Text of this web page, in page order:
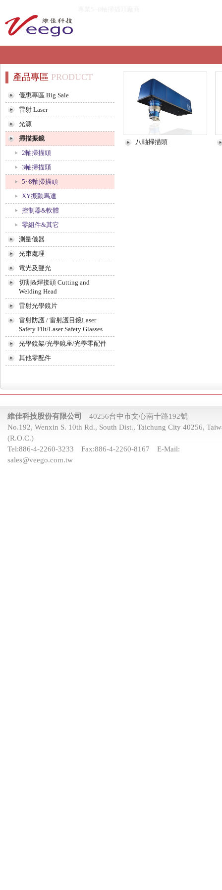
八軸掃描頭
產品專區 PRODUCT
優惠專區 Big Sale
雷射 Laser
光源
掃描振鏡
2軸掃描頭
3軸掃描頭
5~8軸掃描頭
XY振動馬達
控制器&軟體
零組件&其它
測量儀器
光束處理
電光及聲光
切割&焊接頭 Cutting and
Welding Head
雷射光學鏡片
雷射防護 / 雷射護目鏡Laser
Safety Filt/Laser Safety Glasses
光學鏡架/光學鏡座/光學零配件
其他零配件
維佳科技股份有限公司
40256台中市文心南十路192號
No.192, Wenxin S. 10th Rd., South Dist., Taichung City 40256,
(R.O.C.)
Tel:886-4-2260-3233 Fax:886-4-2260-8167 E-Mail:
sales@veego.com.tw